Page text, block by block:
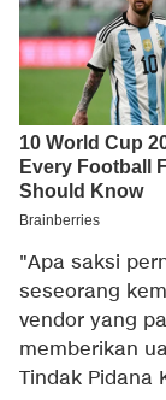
"Apa saksi
seseorang
vendor yang
memberikan
Tindak Pidana